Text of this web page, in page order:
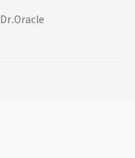
شهادة MFDS لقناع الليد من Dr.Oracle